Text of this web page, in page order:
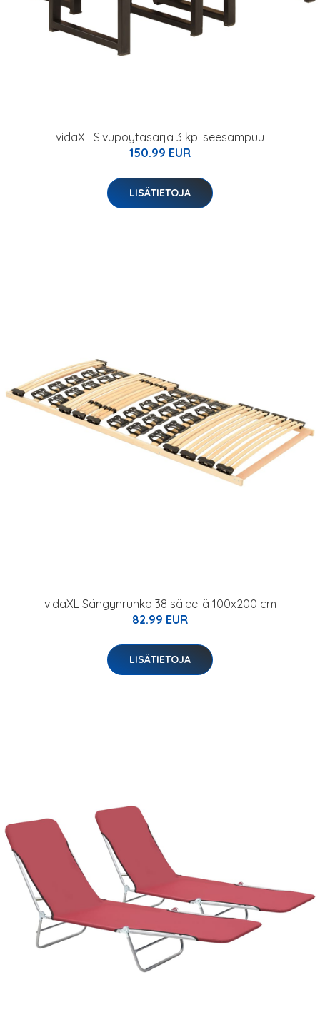
vidaXL Sivupöytäsarja 3 kpl seesampuu
150.99 EUR
LISÄTIETOJA
vidaXL Sängynrunko 38 säleellä 100x200 cm
82.99 EUR
LISÄTIETOJA